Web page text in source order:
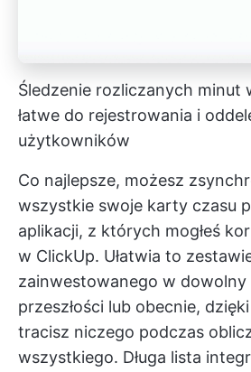
Śledzenie rozliczanych minut
łatwe do rejestrowania i
użytkowników
Co najlepsze, możesz
wszystkie swoje karty czasu
aplikacji, z których mogłeś
w ClickUp. Ułatwia to
zainwestowanego w
przeszłości lub obecnie,
tracisz niczego podczas
wszystkiego. Długa lista